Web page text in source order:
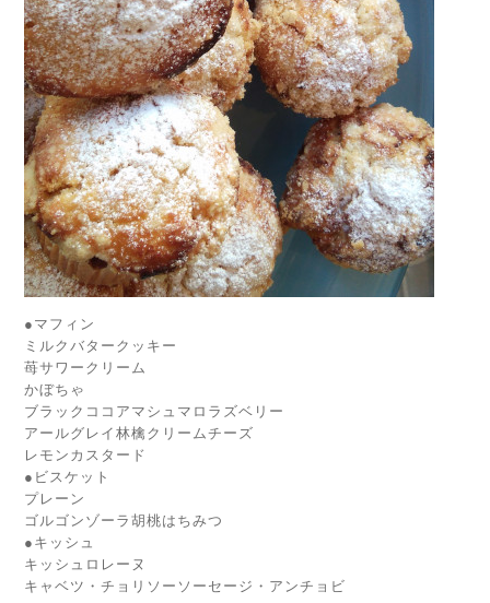
●マフィン
ミルクバタークッキー
苺サワークリーム
かぼちゃ
ブラックココアマシュマロラズベリー
アールグレイ林檎クリームチーズ
レモンカスタード
●ビスケット
プレーン
ゴルゴンゾーラ胡桃はちみつ
●キッシュ
キッシュロレーヌ
キャベツ・チョリソーソーセージ・アンチョビ